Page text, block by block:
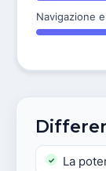
Navigazione
La